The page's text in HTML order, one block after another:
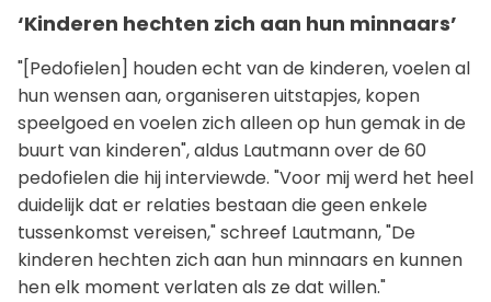
‘Kinderen hechten zich aan hun minnaars’
"[Pedofielen] houden echt van de kinderen, voelen al
hun wensen aan, organiseren uitstapjes, kopen
speelgoed en voelen zich alleen op hun gemak in de
buurt van kinderen", aldus Lautmann over de 60
pedofielen die hij interviewde. "Voor mij werd het heel
duidelijk dat er relaties bestaan die geen enkele
tussenkomst vereisen," schreef Lautmann, "De
kinderen hechten zich aan hun minnaars en kunnen
hen elk moment verlaten als ze dat willen."